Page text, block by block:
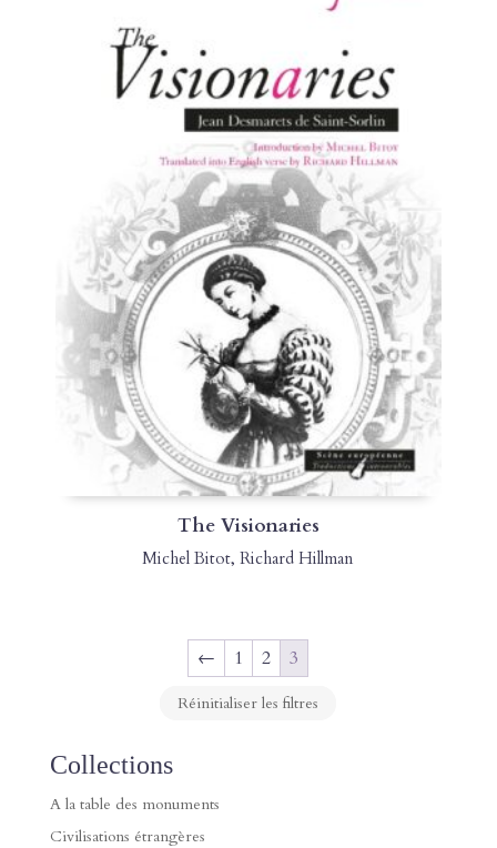
The Visionaries
Michel Bitot,Richard Hillman
← 1 2 3
Réinitialiser les filtres
Collections
A la table des monuments
Civilisations étrangères